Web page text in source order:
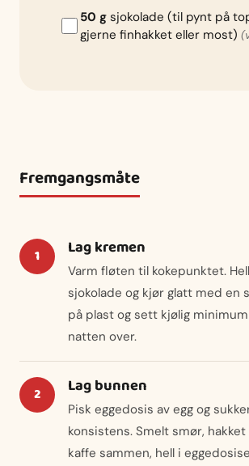
50 g sjokolade (til pynt på
gjerne finhakket eller most)
Fremgangsmåte
Lag kremen
Varm fløten til kokepunktet.
sjokolade og kjør glatt med en
på plast og sett kjølig
natten over.
Lag bunnen
Pisk eggedosis av egg og
konsistens. Smelt smør,
kaffe sammen, hell i